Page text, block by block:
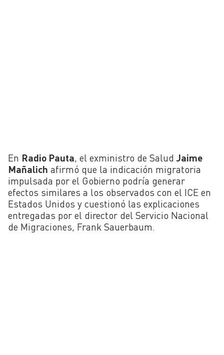
En Radio Pauta , el exministro de Salud Jaime
Mañalich afirmó que la indicación migratoria
impulsada por el Gobierno podría generar
efectos similares a los observados con el ICE en
Estados Unidos y cuestionó las explicaciones
entregadas por el director del Servicio Nacional
de Migraciones, Frank Sauerbaum.